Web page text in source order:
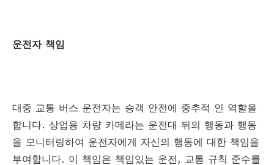
운전자 책임
대중 교통 버스 운전자는 승객 안전에 중추적 인 역할을
합니다. 상업용 차량 카메라는 운전대 뒤의 행동과 행동
을 모니터링하여 운전자에게 자신의 행동에 대한 책임을
부여합니다. 이 책임은 책임있는 운전, 교통 규칙 준수를